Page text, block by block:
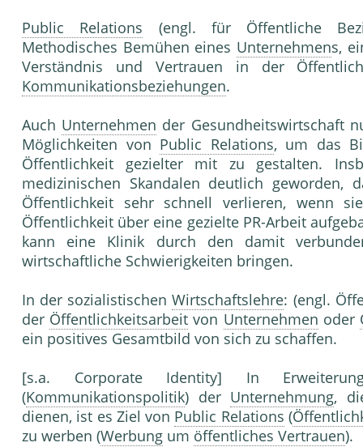
Public Relations (engl. für Öffentliche
Methodisches Bemühen eines Unternehmens,
Verständnis und Vertrauen in der
Kommunikationsbeziehungen.
Auch Unternehmen der Gesundheitswirtschaft
Möglichkeiten von Public Relations, um das
Öffentlichkeit gezielter mit zu gestalten.
medizinischen Skandalen deutlich geworden,
Öffentlichkeit sehr schnell verlieren, wenn
Öffentlichkeit über eine gezielte PR-Arbeit
kann eine Klinik durch den damit
wirtschaftliche Schwierigkeiten bringen.
In der sozialistischenWirtschaftslehre: (engl.
der Öffentlichkeitsarbeit von Unternehmen oder
ein positives Gesamtbild von sich zu schaffen.
[s.a. Corporate Identity] In
(Kommunikationspolitik) der Unternehmung,
dienen, ist es Ziel von Public Relations (
zu werben (Werbung um öffentliches Vertrauen).